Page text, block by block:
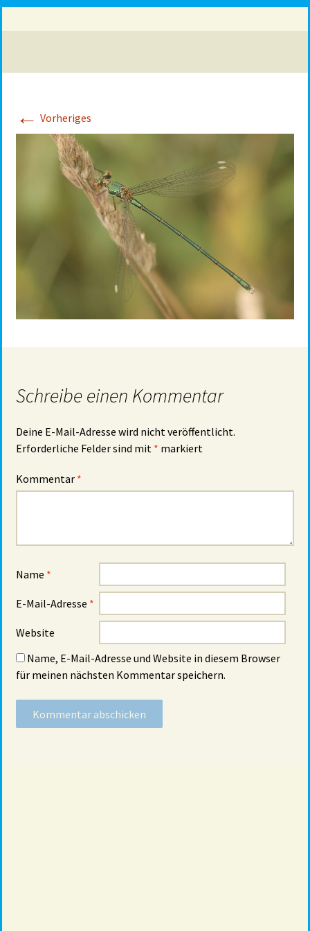
← Vorheriges
Schreibe einen Kommentar
Deine E-Mail-Adresse wird nicht veröffentlicht.
Erforderliche Felder sind mit * markiert
Kommentar *
Name *
E-Mail-Adresse *
Website
Name, E-Mail-Adresse und Website in diesem Browser
für meinen nächsten Kommentar speichern.